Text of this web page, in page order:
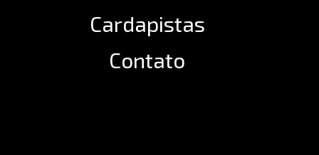
Cardapistas
Contato